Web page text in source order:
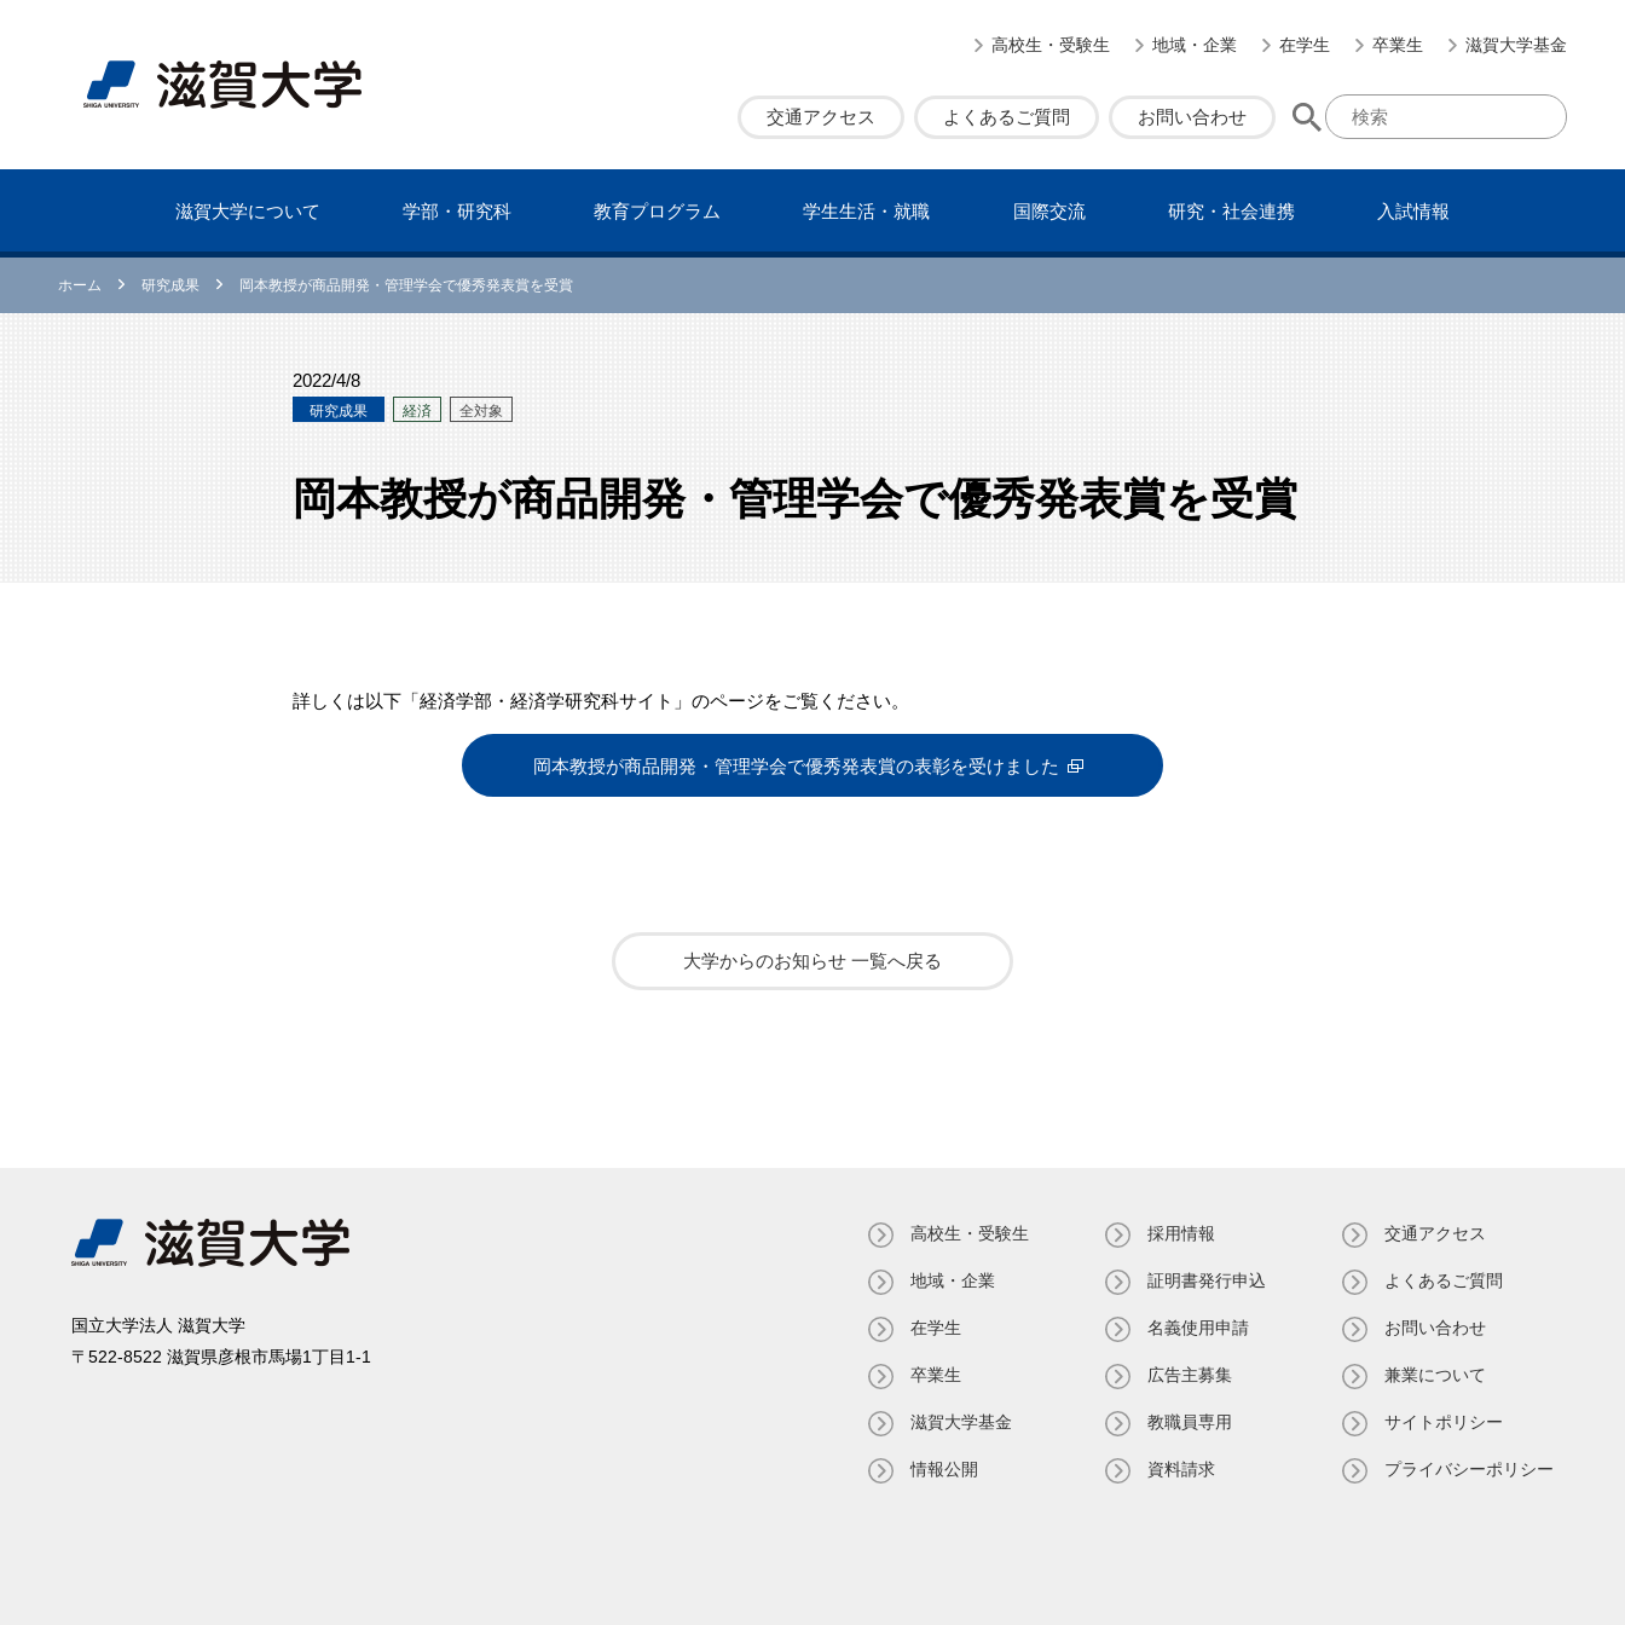
高校生・受験生 地域・企業 在学生 卒業生 滋賀大学基金
交通アクセス よくあるご質問 お問い合わせ
滋賀⼤学について 学部・研究科 教育プログラム 学⽣⽣活・就職 国際交流 研究・社会連携 ⼊試情報
ホーム 研究成果 岡本教授が商品開発・管理学会で優秀発表賞を受賞
2022/4/8
研究成果 経済 全対象
岡本教授が商品開発・管理学会で優秀発表賞を受賞
詳しくは以下「経済学部・経済学研究科サイト」のページをご覧ください。
岡本教授が商品開発・管理学会で優秀発表賞の表彰を受けました
大学からのお知らせ 一覧へ戻る
国⽴⼤学法⼈ 滋賀⼤学
〒522-8522 滋賀県彦根市⾺場1丁⽬1-1
高校生・受験生
地域・企業
在学生
卒業生
滋賀大学基金
情報公開
採用情報
証明書発⾏申込
名義使⽤申請
広告主募集
教職員専⽤
資料請求
交通アクセス
よくあるご質問
お問い合わせ
兼業について
サイトポリシー
プライバシーポリシー